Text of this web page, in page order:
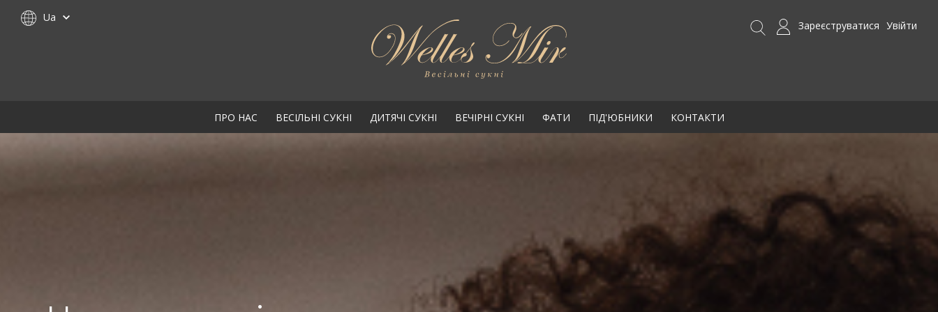
Ua
Увійти
Зареєструватися
ПРО НАС ВЕСІЛЬНІ СУКНІ ДИТЯЧІ СУКНІ ВЕЧІРНІ СУКНІ ФАТИ ПІД'ЮБНИКИ КОНТАКТИ